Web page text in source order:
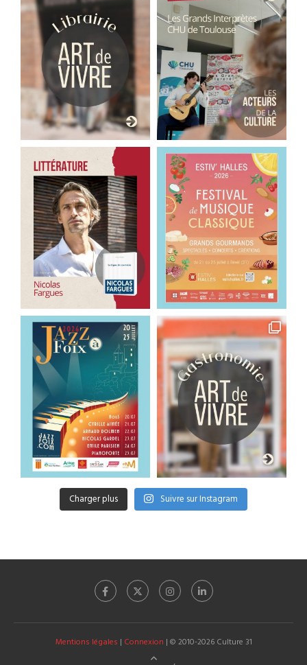
Charger plus Suivre sur Instagram
Mentions légales | Connexion | © 2010-2026 Culture 31